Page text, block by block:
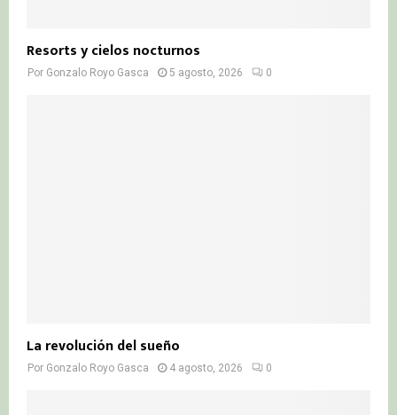
Resorts y cielos nocturnos
Por Gonzalo Royo Gasca 5 agosto, 2026 0
La revolución del sueño
Por Gonzalo Royo Gasca 4 agosto, 2026 0